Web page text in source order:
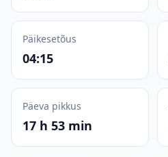
Päikesetõus
04:15
Päeva pikkus
17 h 53 min